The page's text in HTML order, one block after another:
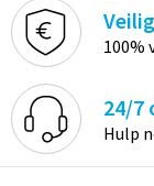
100%
24/7
Hulp